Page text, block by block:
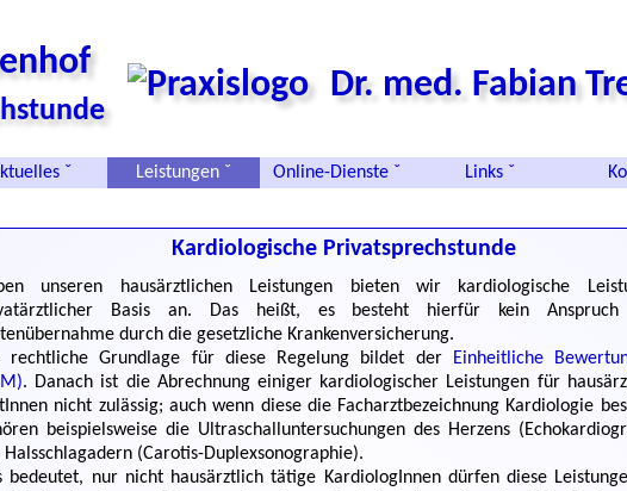
Dr. med. Fabian
ˇ Leistungen ˇ Online-Dienste ˇ Links ˇ
Kardiologische Privatsprechstunde
unseren hausärztlichen Leistungen bieten wir kardiologische
Basis an. Das heißt, es besteht hierfür kein
durch die gesetzliche Krankenversicherung.
rechtliche Grundlage für diese Regelung bildet der
Einheitliche
. Danach ist die Abrechnung einiger kardiologischer Leistungen für
nicht zulässig; auch wenn diese die Facharztbezeichnung Kardiologie
beispielsweise die Ultraschalluntersuchungen des Herzens
Halsschlagadern (Carotis-Duplexsonographie).
bedeutet, nur nicht hausärztlich tätige KardiologInnen dürfen diese